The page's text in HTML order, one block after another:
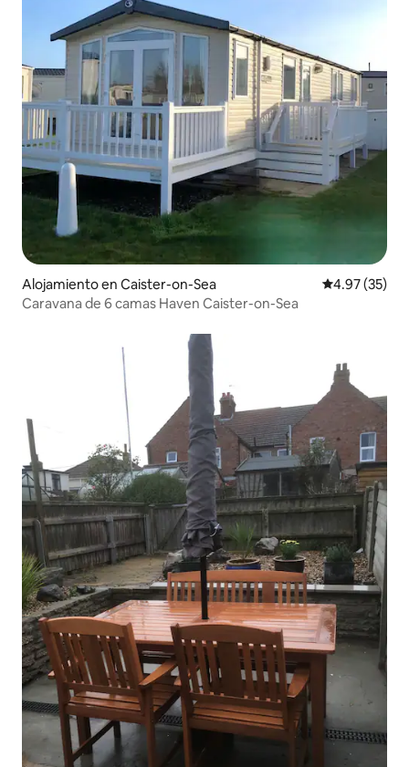
Alojamiento en Caister-on-Sea Calificación
4.97 (35)
Caravana de 6 camas Haven Caister-on-Sea